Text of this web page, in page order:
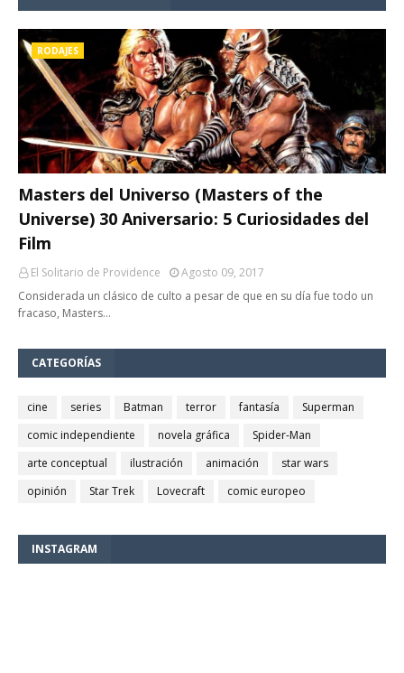
RODAJES
Masters del Universo (Masters of the
Universe) 30 Aniversario: 5 Curiosidades del
Film
El Solitario de Providence
Agosto 09, 2017
Considerada un clásico de culto a pesar de que en su día fue todo un
fracaso, Masters…
CATEGORÍAS
cine series Batman terror fantasía
Superman
comic independiente
novela gráfica
Spider-Man
arte conceptual
ilustración animación
star wars
opinión
Star Trek Lovecraft comic europeo
INSTAGRAM